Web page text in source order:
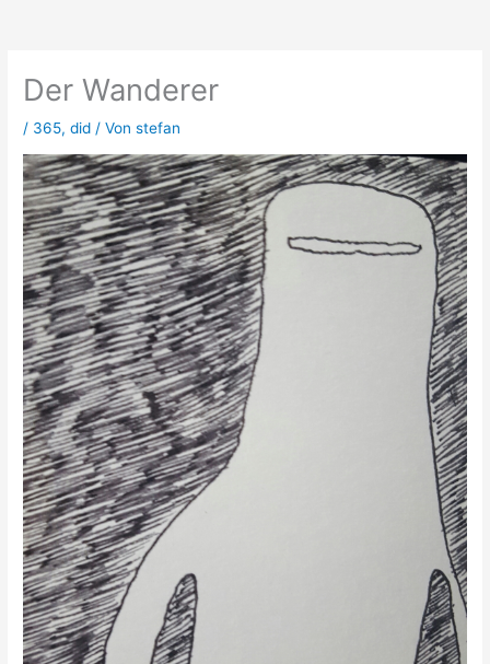
Der Wanderer
/ 365,did / Vonstefan